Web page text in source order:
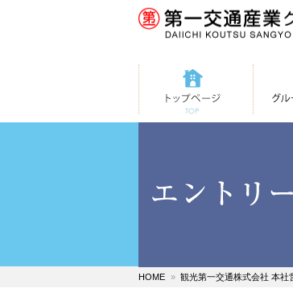
トップページ 第一
HOME 観光第一交通株式会社 本社